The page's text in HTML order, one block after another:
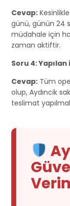
Cevap:
günü, günün 24
müdahale için
zaman aktiftir.
Soru 4:
Cevap: Tüm
olup, Aydıncik
teslimat